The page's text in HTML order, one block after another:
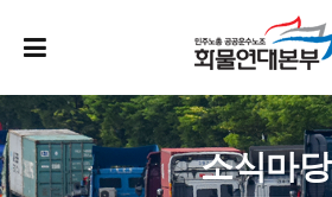
소식마당